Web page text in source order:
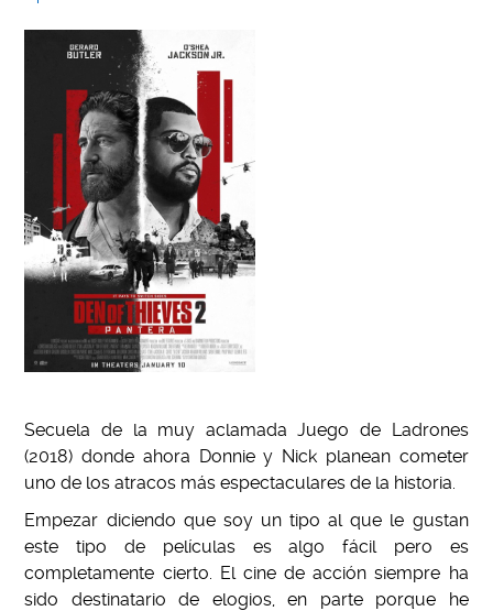
Secuela de la muy aclamada Juego de Ladrones
(2018) donde ahora Donnie y Nick planean cometer
uno de los atracos más espectaculares de la historia.
Empezar diciendo que soy un tipo al que le gustan
este tipo de películas es algo fácil pero es
completamente cierto. El cine de acción siempre ha
sido destinatario de elogios, en parte porque he